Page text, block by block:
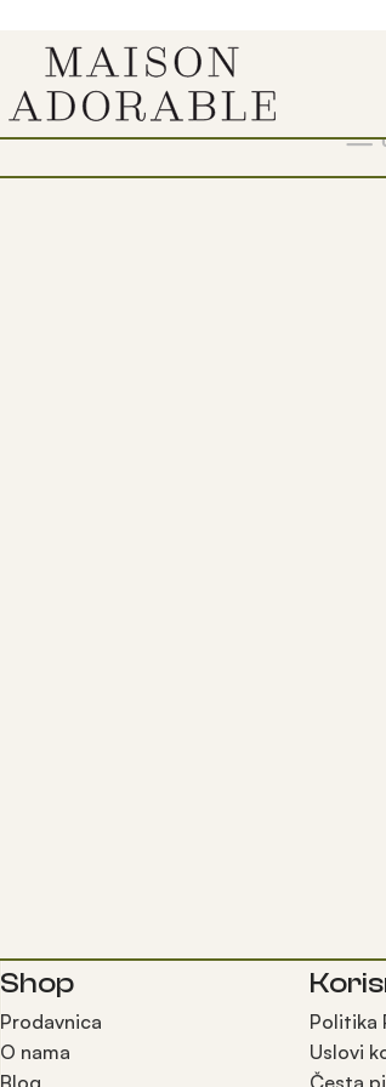
Show 9 12 18 24
Shop
Prodavnica
O nama
Blog
Politika
Uslovi
Česta